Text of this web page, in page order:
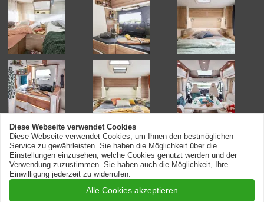
© 2026 AREIWO Altenberger Reisemobile
Cookie-Einstellungen
Anfahrt
Impressum
Diese Webseite verwendet Cookies
Diese Webseite verwendet Cookies, um Ihnen den bestmöglichen
Service zu gewährleisten. Sie haben die Möglichkeit über die
Einstellungen einzusehen, welche Cookies genutzt werden und der
Verwendung zuzustimmen. Sie haben auch die Möglichkeit, Ihre
Einwilligung jederzeit zu widerrufen.
Alle Cookies akzeptieren